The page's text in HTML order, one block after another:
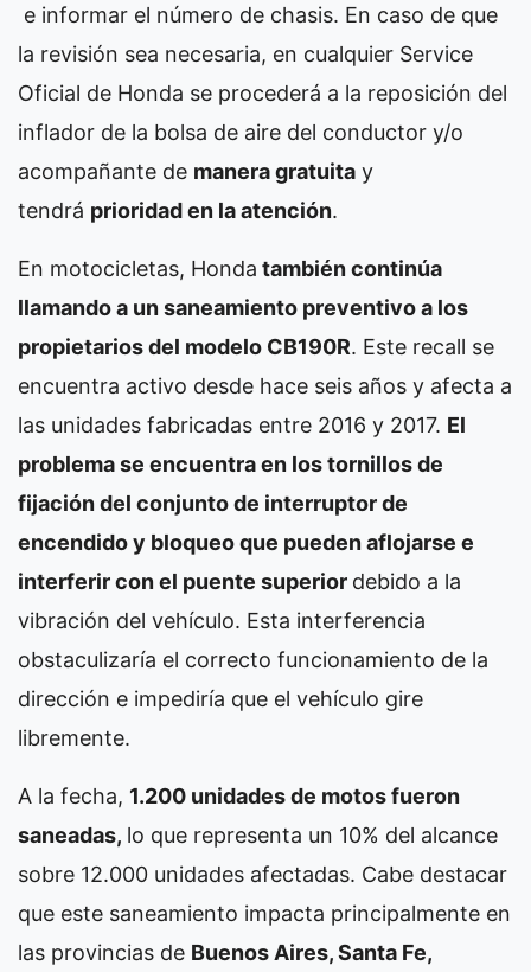
e informar el número de chasis. En caso de que
la revisión sea necesaria, en cualquier Service
Oficial de Honda se procederá a la reposición del
inflador de la bolsa de aire del conductor y/o
acompañante de manera gratuita y
tendrá prioridad en la atención.
En motocicletas, Honda también continúa
llamando a un saneamiento preventivo a los
propietarios del modelo CB190R. Este recall se
encuentra activo desde hace seis años y afecta a
las unidades fabricadas entre 2016 y 2017. El
problema se encuentra en los tornillos de
fijación del conjunto de interruptor de
encendido y bloqueo que pueden aflojarse e
interferir con el puente superior debido a la
vibración del vehículo. Esta interferencia
obstaculizaría el correcto funcionamiento de la
dirección e impediría que el vehículo gire
libremente.
A la fecha, 1.200 unidades de motos fueron
saneadas, lo que representa un 10% del alcance
sobre 12.000 unidades afectadas. Cabe destacar
que este saneamiento impacta principalmente en
las provincias de Buenos Aires, Santa Fe,